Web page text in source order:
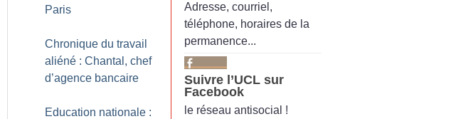
Paris
Chronique du travail
aliéné : Chantal, chef
d’agence bancaire
Education nationale :
Adresse, courriel,
téléphone, horaires de la
permanence...
Suivre l’UCL sur
Facebook
le réseau antisocial !